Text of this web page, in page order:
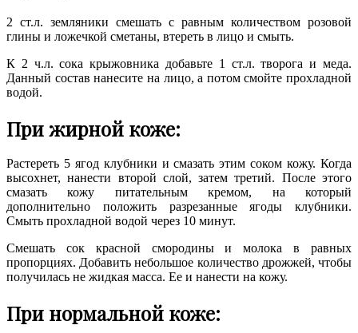
2 ст.л. земляники смешать с равным количеством розовой
глины и ложечкой сметаны, втереть в лицо и смыть.
К 2 ч.л. сока крыжовника добавьте 1 ст.л. творога и меда.
Данный состав нанесите на лицо, а потом смойте прохладной
водой.
При жирной коже:
Растереть 5 ягод клубники и смазать этим соком кожу. Когда
высохнет, нанести второй слой, затем третий. После этого
смазать кожу питательным кремом, на который
дополнительно положить разрезанные ягоды клубники.
Смыть прохладной водой через 10 минут.
Смешать сок красной смородины и молока в равных
пропорциях. Добавить небольшое количество дрожжей, чтобы
получилась не жидкая масса. Ее и нанести на кожу.
При нормальной коже: